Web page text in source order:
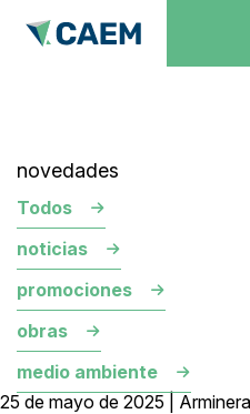
novedades
Todos
noticias
promociones
obras
medio ambiente
25 de mayo de 2025 |